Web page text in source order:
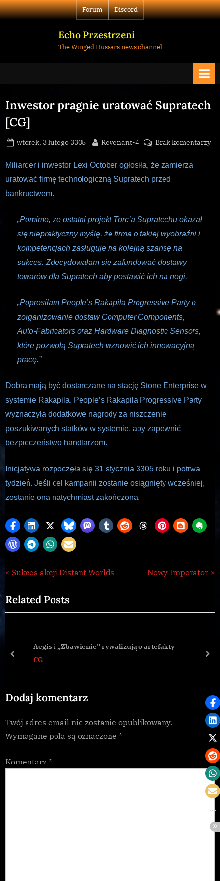
Skip
to
Forum Discord
Echo Przestrzeni
The Winged Hussars news channel
Inwestor pragnie uratować Supratech
[CG]
Posted
wtorek, 3 lutego 3305 By
Revenant-4 Brak komentarzydo
Miliarder i inwestor Lexi October ogłosiła, że zamierza
uratować firmę technologiczną Supratech przed
bankructwem.
„Pomimo, że ostatni projekt Torc’a Supratechu okazał
się niepraktyczny myślę, że firma o takiej wyobraźni i
kompetencjach zasługuje na kolejną szansę na
sukces. Zdecydowałam się zafundować dostawy
towarów dla Supratech aby postawić ich na nogi.
„Poprosiłam People’s Rakapila Progressive Party o
zorganizowanie dostaw Computer Components,
Auto-Fabricators oraz Hardware Diagnostic Sensors,
które pozwolą Supratech wznowić ich innowacyjną
pracę.”
Dobra mają być dostarczane na stację Stone Enterprise w
systemie Rakapila. People’s Rakapila Progressive Party
wyznaczyła dodatkowe nagrody za niszczenie
poszukiwanych statków w systemie, aby zapewnić
bezpieczeństwo handlarzom.
Inicjatywa rozpoczęła się 31 stycznia 3305 roku i potrwa
tydzień. Jeśli cel kampanii zostanie osiągnięty wcześniej,
zostanie ona natychmiast zakończona.
CG
Galnet
,
Nawigacja
wpisu
P
e
v
u
o
t
:
Sukces akcji Distant Worlds
N
t
Nowy Imperator
Related Posts
Aegis i „Zbawienie” rywalizują o artefakty
CG
prev
Dodaj komentarz
Twój adres email nie zostanie opublikowany.
Wymagane pola są oznaczone *
Komentarz *